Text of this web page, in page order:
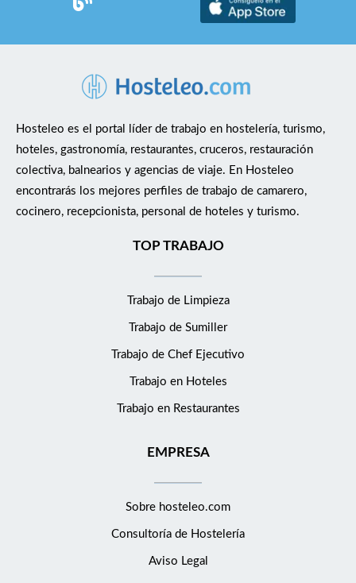
Hosteleo es el portal líder de trabajo en hostelería, turismo,
hoteles, gastronomía, restaurantes, cruceros, restauración
colectiva, balnearios y agencias de viaje. En Hosteleo
encontrarás los mejores perfiles de trabajo de camarero,
cocinero, recepcionista, personal de hoteles y turismo.
TOP TRABAJO
Trabajo de Limpieza
Trabajo de Sumiller
Trabajo de Chef Ejecutivo
Trabajo en Hoteles
Trabajo en Restaurantes
EMPRESA
Sobre hosteleo.com
Consultoría de Hostelería
Aviso Legal